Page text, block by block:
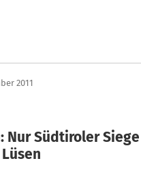
2011
Nur Südtiroler